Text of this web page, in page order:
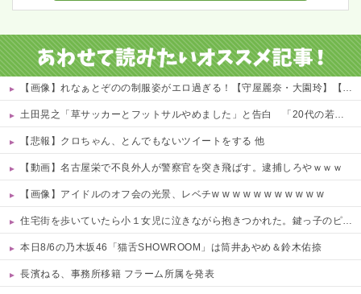
【画像】れなぁとぞのの制服姿がエロ過ぎる！【守屋麗奈・大園玲】【櫻坂46】 他
土田晃之「草サッカーとフットサルやめました」と告白 「20代の若手が来るんです。つまんなくて」 他
【悲報】クロちゃん、とんでもないツイートをする 他
【動画】名古屋栄で不良外人が警察官を突き飛ばす。逮捕しろやｗｗｗ
【画像】アイドルのオフ会の光景、レベチw w w w w w w w w w w
住宅街を歩いていたら小１女児に泣きながら抱きつかれた。鍵っ子のピンチに付き添い30分…無事にお母さんが現れるも、後から襲ってきた「不審者扱いの恐怖」←親切心が裏目に出るかもしれない世の中怖すぎる
本日8/6の乃木坂46「猫舌SHOWROOM」は筒井あやめ＆鈴木佑捺
長濱ねる、事務所移籍 フラーム所属を発表